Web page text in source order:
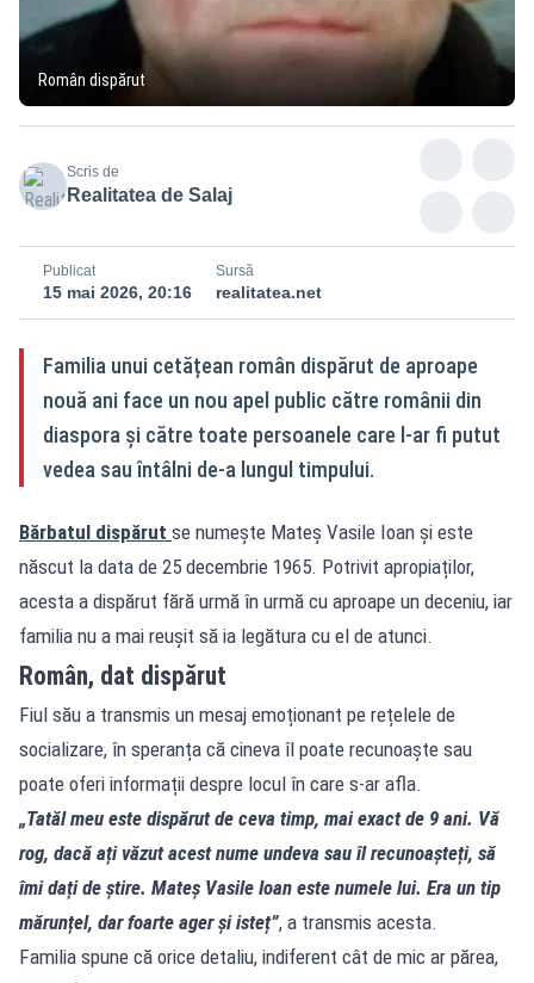
Român dispărut
Scris de
Realitatea de Salaj
Publicat
15 mai 2026, 20:16
Sursă
realitatea.net
Familia unui cetățean român dispărut de aproape
nouă ani face un nou apel public către românii din
diaspora și către toate persoanele care l-ar fi putut
vedea sau întâlni de-a lungul timpului.
Bărbatul dispărut se numește Mateș Vasile Ioan și este
născut la data de 25 decembrie 1965. Potrivit apropiaților,
acesta a dispărut fără urmă în urmă cu aproape un deceniu, iar
familia nu a mai reușit să ia legătura cu el de atunci.
Român, dat dispărut
Fiul său a transmis un mesaj emoționant pe rețelele de
socializare, în speranța că cineva îl poate recunoaște sau
poate oferi informații despre locul în care s-ar afla.
„Tatăl meu este dispărut de ceva timp, mai exact de 9 ani. Vă
rog, dacă ați văzut acest nume undeva sau îl recunoașteți, să
îmi dați de știre. Mateș Vasile Ioan este numele lui. Era un tip
mărunțel, dar foarte ager și isteț”, a transmis acesta.
Familia spune că orice detaliu, indiferent cât de mic ar părea,